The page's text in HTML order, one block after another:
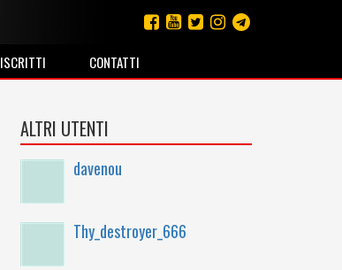
ISCRITTI CONTATTI
ALTRI UTENTI
davenou
Thy_destroyer_666